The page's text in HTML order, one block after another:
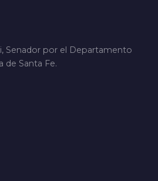
Senador por el Departamento
de Santa Fe.